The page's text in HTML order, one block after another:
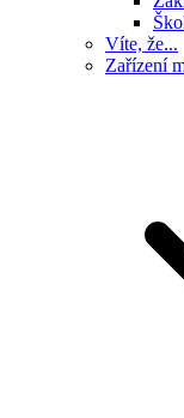
Víte, že...
Zařízení